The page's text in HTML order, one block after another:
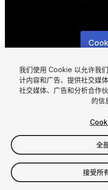
1
$29.99
增值税将在结算时计算
我们使用 Cookie 以允许我
计内容和广告、提供社交媒
社交媒体、广告和分析合作
的信
全
接受所